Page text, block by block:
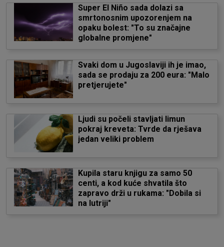
Super El Niño sada dolazi sa
smrtonosnim upozorenjem na
opaku bolest: "To su značajne
globalne promjene"
Svaki dom u Jugoslaviji ih je imao,
sada se prodaju za 200 eura: "Malo
pretjerujete"
Ljudi su počeli stavljati limun
pokraj kreveta: Tvrde da rješava
jedan veliki problem
Kupila staru knjigu za samo 50
centi, a kod kuće shvatila što
zapravo drži u rukama: "Dobila si
na lutriji"